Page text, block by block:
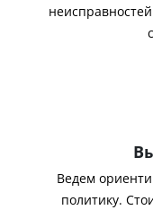
Ведем
политику.